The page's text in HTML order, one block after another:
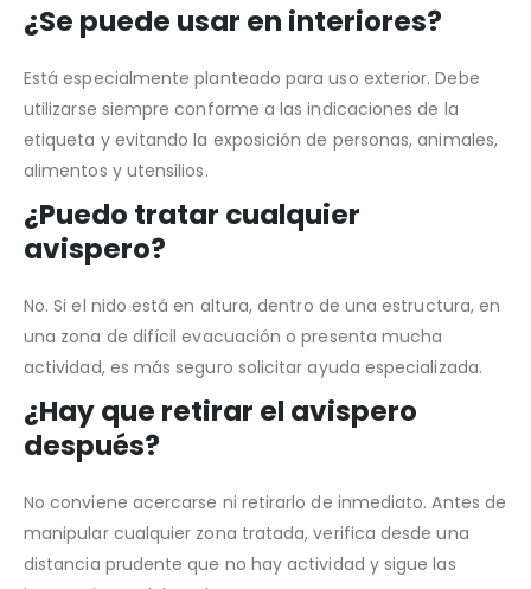
¿Se puede usar en interiores?
Está especialmente planteado para uso exterior. Debe
utilizarse siempre conforme a las indicaciones de la
etiqueta y evitando la exposición de personas, animales,
alimentos y utensilios.
¿Puedo tratar cualquier
avispero?
No. Si el nido está en altura, dentro de una estructura, en
una zona de difícil evacuación o presenta mucha
actividad, es más seguro solicitar ayuda especializada.
¿Hay que retirar el avispero
después?
No conviene acercarse ni retirarlo de inmediato. Antes de
manipular cualquier zona tratada, verifica desde una
distancia prudente que no hay actividad y sigue las